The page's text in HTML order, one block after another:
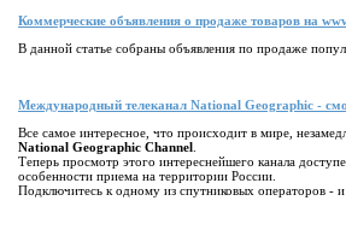
Коммерческие объявления о продаже товаров на
В данной статье собраны объявления по продаже
Международный телеканал National Geographic -
Все самое интересное, что происходит в мире,
National Geographic Channel
Теперь просмотр этого интереснейшего канала
особенности приема на территории России.
Подключитесь к одному из спутниковых операторов -